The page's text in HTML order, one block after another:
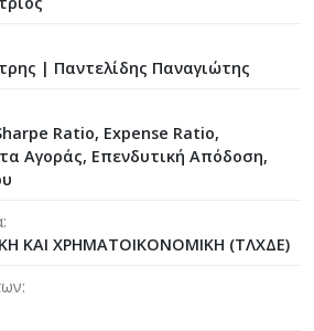
| Παντελίδης Παναγιώτης
Ratio, Expense Ratio,
Αγοράς, Επενδυτική Απόδοση,
ΚΑΙ ΧΡΗΜΑΤΟΙΚΟΝΟΜΙΚΗ (ΤΛΧΔΕ)